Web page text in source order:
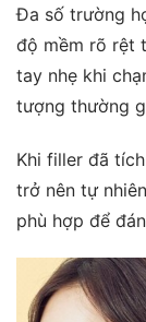
Đa số trường
độ mềm rõ rệt
tay nhẹ khi
tượng thường
Khi filler đã
trở nên tự
phù hợp để